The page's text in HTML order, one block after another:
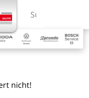
Suchbegriff
nicht!